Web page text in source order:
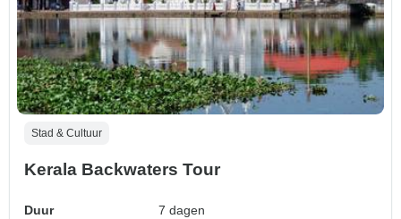
Stad & Cultuur
Kerala Backwaters Tour
Duur
7 dagen